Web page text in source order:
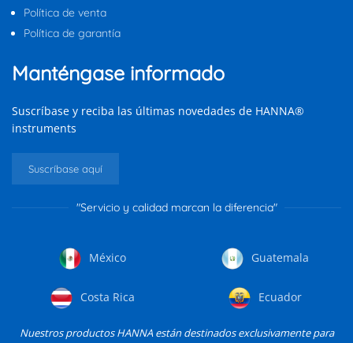
Política de venta
Política de garantía
Manténgase informado
Suscríbase y reciba las últimas novedades de HANNA®
instruments
Suscríbase aquí
"Servicio y calidad marcan la diferencia"
México Guatemala
Costa Rica Ecuador
Nuestros productos HANNA están destinados exclusivamente para